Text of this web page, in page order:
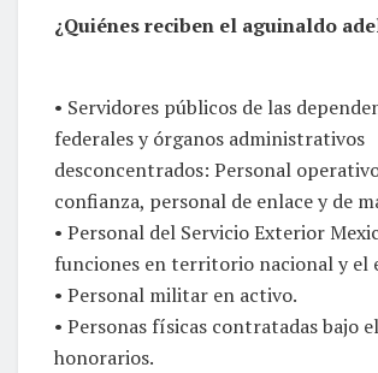
¿Quiénes reciben el aguinaldo
• Servidores públicos de las
federales y órganos administrativos
desconcentrados: Personal
confianza, personal de enlace y de
• Personal del Servicio Exterior
funciones en territorio nacional y el
• Personal militar en activo.
• Personas físicas contratadas bajo
honorarios.